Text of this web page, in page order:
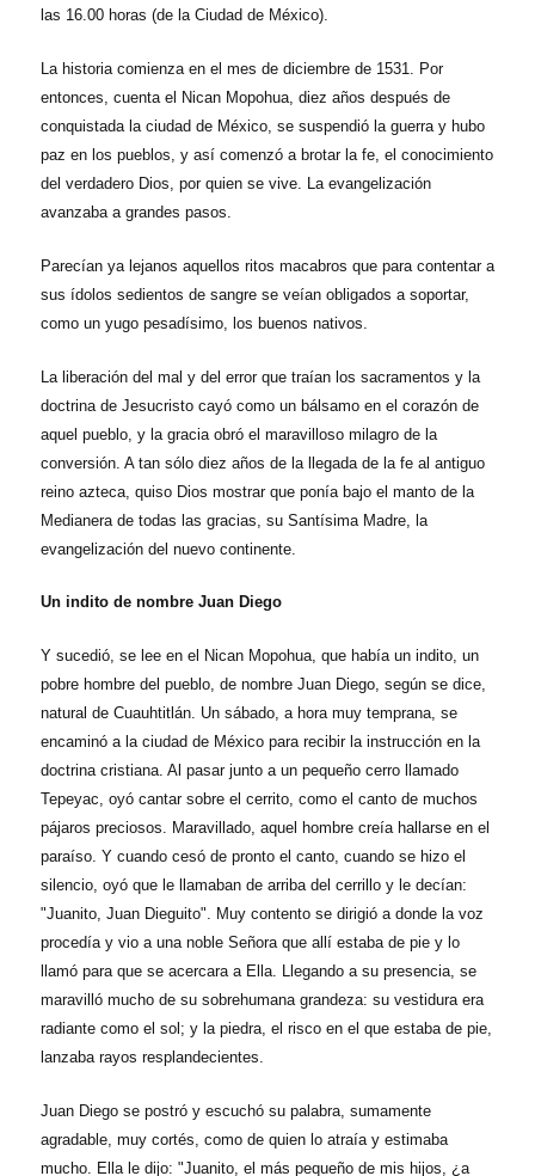
las 16.00 horas (de la Ciudad de México).
La historia comienza en el mes de diciembre de 1531. Por
entonces, cuenta el Nican Mopohua, diez años después de
conquistada la ciudad de México, se suspendió la guerra y hubo
paz en los pueblos, y así comenzó a brotar la fe, el conocimiento
del verdadero Dios, por quien se vive. La evangelización
avanzaba a grandes pasos.
Parecían ya lejanos aquellos ritos macabros que para contentar a
sus ídolos sedientos de sangre se veían obligados a soportar,
como un yugo pesadísimo, los buenos nativos.
La liberación del mal y del error que traían los sacramentos y la
doctrina de Jesucristo cayó como un bálsamo en el corazón de
aquel pueblo, y la gracia obró el maravilloso milagro de la
conversión. A tan sólo diez años de la llegada de la fe al antiguo
reino azteca, quiso Dios mostrar que ponía bajo el manto de la
Medianera de todas las gracias, su Santísima Madre, la
evangelización del nuevo continente.
Un indito de nombre Juan Diego
Y sucedió, se lee en el Nican Mopohua, que había un indito, un
pobre hombre del pueblo, de nombre Juan Diego, según se dice,
natural de Cuauhtitlán. Un sábado, a hora muy temprana, se
encaminó a la ciudad de México para recibir la instrucción en la
doctrina cristiana. Al pasar junto a un pequeño cerro llamado
Tepeyac, oyó cantar sobre el cerrito, como el canto de muchos
pájaros preciosos. Maravillado, aquel hombre creía hallarse en el
paraíso. Y cuando cesó de pronto el canto, cuando se hizo el
silencio, oyó que le llamaban de arriba del cerrillo y le decían:
"Juanito, Juan Dieguito". Muy contento se dirigió a donde la voz
procedía y vio a una noble Señora que allí estaba de pie y lo
llamó para que se acercara a Ella. Llegando a su presencia, se
maravilló mucho de su sobrehumana grandeza: su vestidura era
radiante como el sol; y la piedra, el risco en el que estaba de pie,
lanzaba rayos resplandecientes.
Juan Diego se postró y escuchó su palabra, sumamente
agradable, muy cortés, como de quien lo atraía y estimaba
mucho. Ella le dijo: "Juanito, el más pequeño de mis hijos, ¿a